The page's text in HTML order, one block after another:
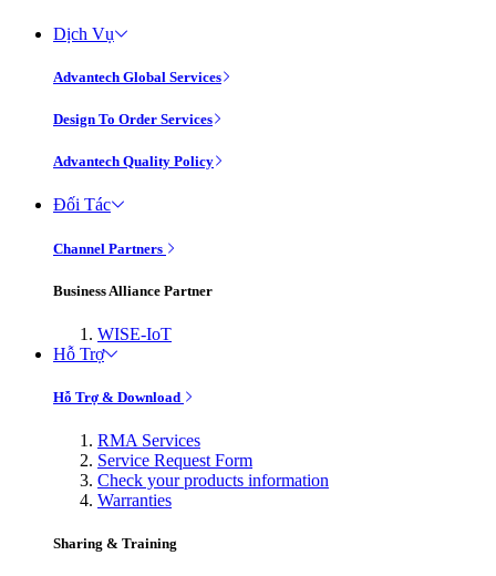
Dịch Vụ
Advantech Global Services
Design To Order Services
Advantech Quality Policy
Đối Tác
Channel Partners
Business Alliance Partner
WISE-IoT
Hỗ Trợ
Hỗ Trợ & Download
RMA Services
Service Request Form
Check your products information
Warranties
Sharing & Training